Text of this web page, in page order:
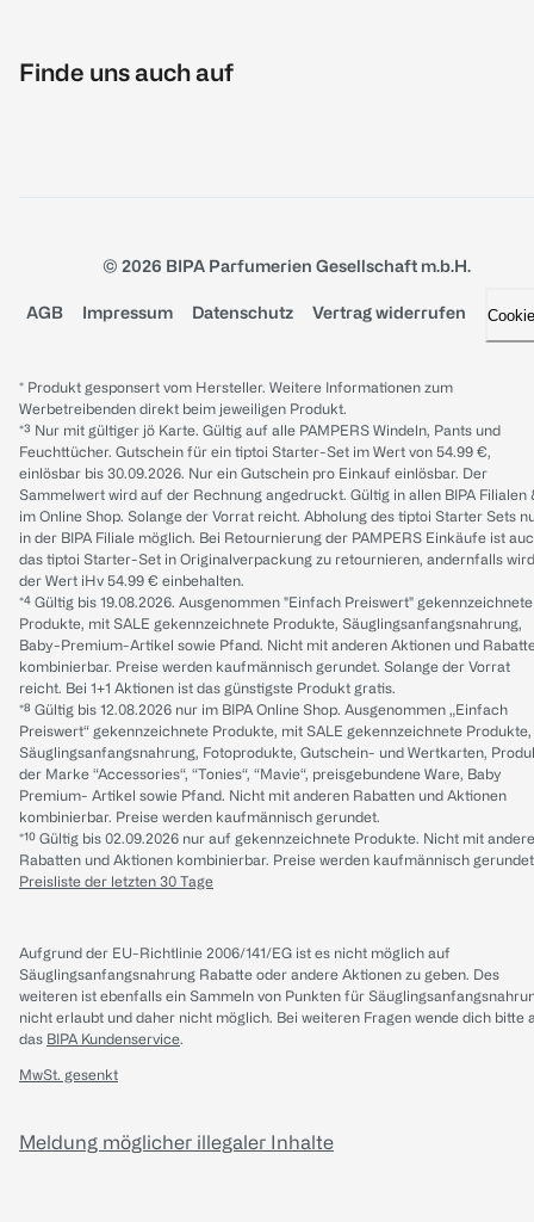
Finde uns auch auf
© 2026 BIPA Parfumerien Gesellschaft m.b.H.
AGB Impressum Datenschutz Vertrag widerrufen
* Produkt gesponsert vom Hersteller. Weitere Informationen zum
Werbetreibenden direkt beim jeweiligen Produkt.
*³ Nur mit gültiger jö Karte. Gültig auf alle PAMPERS Windeln, Pants und
Feuchttücher. Gutschein für ein tiptoi Starter-Set im Wert von 54.99 €,
einlösbar bis 30.09.2026. Nur ein Gutschein pro Einkauf einlösbar. Der
Sammelwert wird auf der Rechnung angedruckt. Gültig in allen BIPA Filialen
im Online Shop. Solange der Vorrat reicht. Abholung des tiptoi Starter Sets
in der BIPA Filiale möglich. Bei Retournierung der PAMPERS Einkäufe ist
das tiptoi Starter-Set in Originalverpackung zu retournieren, andernfalls wird
der Wert iHv 54.99 € einbehalten.
*⁴ Gültig bis 19.08.2026. Ausgenommen "Einfach Preiswert" gekennzeichnete
Produkte, mit SALE gekennzeichnete Produkte, Säuglingsanfangsnahrung,
Baby-Premium-Artikel sowie Pfand. Nicht mit anderen Aktionen und
kombinierbar. Preise werden kaufmännisch gerundet. Solange der Vorrat
reicht. Bei 1+1 Aktionen ist das günstigste Produkt gratis.
*⁸ Gültig bis 12.08.2026 nur im BIPA Online Shop. Ausgenommen „Einfach
Preiswert“ gekennzeichnete Produkte, mit SALE gekennzeichnete Produkte,
Säuglingsanfangsnahrung, Fotoprodukte, Gutschein- und Wertkarten,
der Marke “Accessories“, “Tonies“, “Mavie“, preisgebundene Ware, Baby
Premium- Artikel sowie Pfand. Nicht mit anderen Rabatten und Aktionen
kombinierbar. Preise werden kaufmännisch gerundet.
*¹⁰ Gültig bis 02.09.2026 nur auf gekennzeichnete Produkte. Nicht mit
Rabatten und Aktionen kombinierbar. Preise werden kaufmännisch
Preisliste der letzten 30 Tage
Aufgrund der EU-Richtlinie 2006/141/EG ist es nicht möglich auf
Säuglingsanfangsnahrung Rabatte oder andere Aktionen zu geben. Des
weiteren ist ebenfalls ein Sammeln von Punkten für
nicht erlaubt und daher nicht möglich. Bei weiteren Fragen wende dich bitte
das BIPA Kundenservice.
MwSt. gesenkt
Meldung möglicher illegaler Inhalte